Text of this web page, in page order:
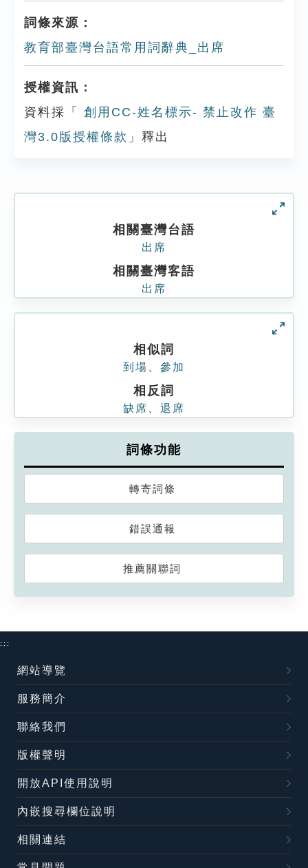
詞條來源：
教育部臺灣台語常用詞辭典_出席
授權資訊：
資料採「
創用CC-姓名標示- 禁止改作 臺
灣3.0版授權條款 」釋出
相關臺灣台語
出席
相關臺灣客語
出席
相似詞
到場 參加
相反詞
缺席 退席
詞條功能
轉寄詞條
錯誤通報
推薦關聯詞
:::
網站導覽
服務簡介
聯絡我們
版權聲明
開放API使用說明
內嵌搜尋欄位說明
相關連結